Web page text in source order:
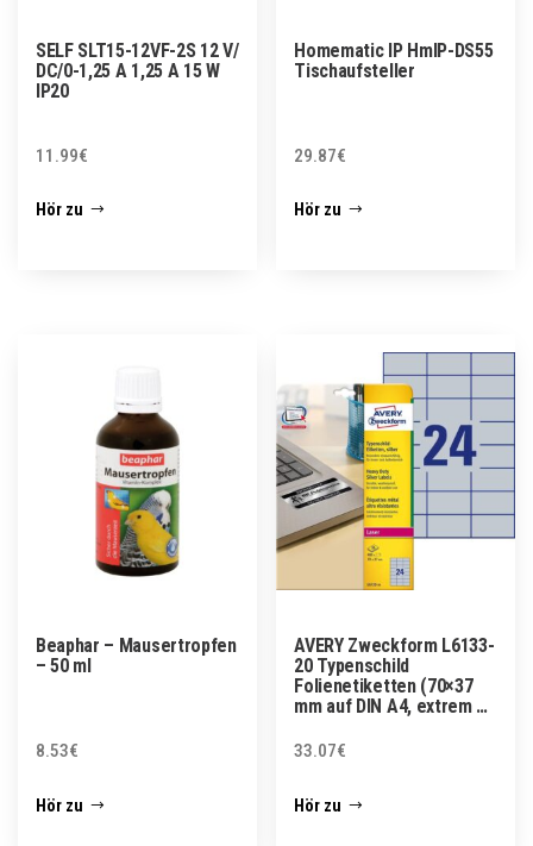
SELF SLT15-12VF-2S 12 V/
DC/0-1,25 A 1,25 A 15 W
IP20
11.99€
Hör zu
Homematic IP HmIP-DS55
Tischaufsteller
29.87€
Hör zu
Beaphar – Mausertropfen
– 50 ml
8.53€
Hör zu
AVERY Zweckform L6133-
20 Typenschild
Folienetiketten (70×37
mm auf DIN A4, extrem …
33.07€
Hör zu